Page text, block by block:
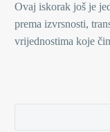
Ovaj iskorak još je
prema izvrsnosti,
vrijednostima koje